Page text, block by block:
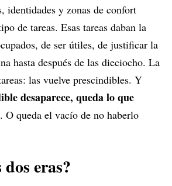
identidades y zonas de confort
de tareas. Esas tareas daban la
de ser útiles, de justificar la
hasta después de las dieciocho. La
las vuelve prescindibles. Y
desaparece, queda lo que
. O queda el vacío de no haberlo
eras?